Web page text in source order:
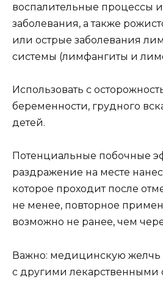
воспалительные процессы
заболевания, а также
или острые заболевания
системы (лимфангиты и
Использовать с
беременности, грудного
детей.
Потенциальные побочные
раздражение на месте
которое проходит после
не менее, повторное
возможно не ранее, чем
Важно: медицинскую желчь
с другими лекарственными